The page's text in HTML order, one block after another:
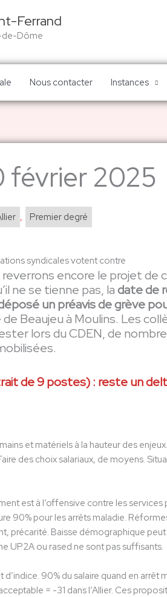
Ferrand
de-Dôme
Nous contacter Instances
février 2025
, Premier degré
syndicales votent contre
reverrons encore le projet de
ne se tienne pas, ladate de
un préavis de grève
Beaujeu à Moulins. Les
lors du CDEN, de
de 9 postes) : reste un
et matériels à la hauteur des
des choix salariaux, de moyens.
est à l’offensive contre les
90% pour les arrêts maladie.
précarité. Baisse démographique
UP2A ou rased ne sont pas suffisants.
90% du salaire quand en arrêt
= -31 dans l’Allier. Ces